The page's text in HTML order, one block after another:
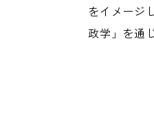
をイメージ
政学」を通